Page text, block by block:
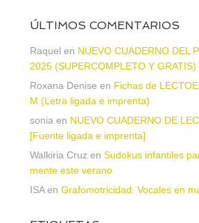
ÚLTIMOS COMENTARIOS
Raquel en NUEVO CUADERNO DEL
2025 (SUPERCOMPLETO Y GRATIS)
Roxana Denise en Fichas de
M (Letra ligada e imprenta)
sonia en NUEVO CUADERNO DE
[Fuente ligada e imprenta]
Walkiria Cruz en Sudokus infantiles
mente este verano
ISAen Grafomotricidad. Vocales en